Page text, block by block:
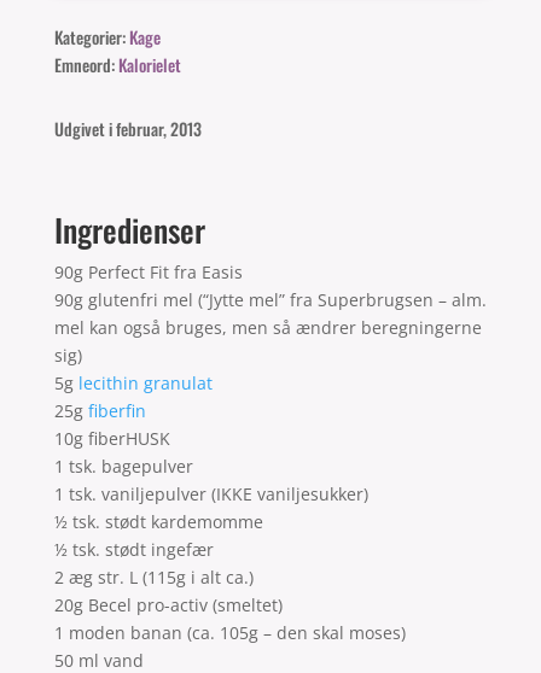
Kategorier:Kage
Emneord:Kalorielet
Udgivet i februar, 2013
Ingredienser
90g Perfect Fit fra Easis
90g glutenfri mel (“Jytte mel” fra Superbrugsen – alm.
mel kan også bruges, men så ændrer beregningerne
sig)
5g lecithin granulat
25g fiberfin
10g fiberHUSK
1 tsk. bagepulver
1 tsk. vaniljepulver (IKKE vaniljesukker)
½ tsk. stødt kardemomme
½ tsk. stødt ingefær
2 æg str. L (115g i alt ca.)
20g Becel pro-activ (smeltet)
1 moden banan (ca. 105g – den skal moses)
50 ml vand